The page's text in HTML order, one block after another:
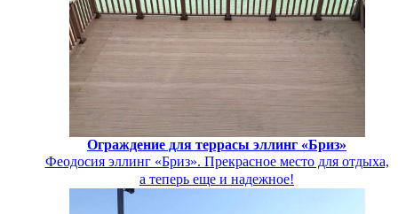
Ограждение для террасы эллинг «Бриз»
Феодосия эллинг «Бриз». Прекрасное место для отдыха,
а теперь еще и надежное!